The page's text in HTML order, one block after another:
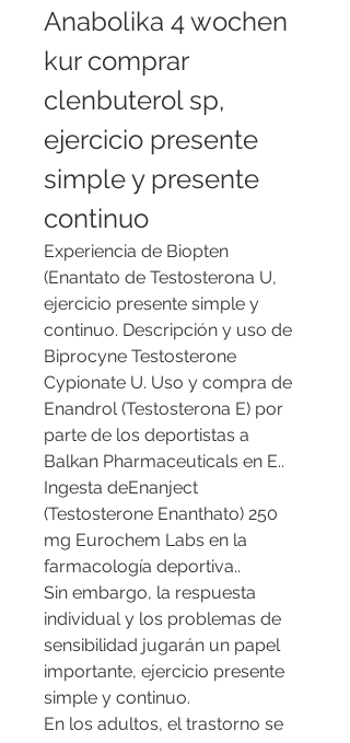
Anabolika 4 wochen
kur comprar
clenbuterol sp,
ejercicio presente
simple y presente
continuo
Experiencia de Biopten
(Enantato de Testosterona U,
ejercicio presente simple y
continuo. Descripción y uso de
Biprocyne Testosterone
Cypionate U. Uso y compra de
Enandrol (Testosterona E) por
parte de los deportistas a
Balkan Pharmaceuticals en E..
Ingesta deEnanject
(Testosterone Enanthato) 250
mg Eurochem Labs en la
farmacología deportiva..
Sin embargo, la respuesta
individual y los problemas de
sensibilidad jugarán un papel
importante, ejercicio presente
simple y continuo.
En los adultos, el trastorno se